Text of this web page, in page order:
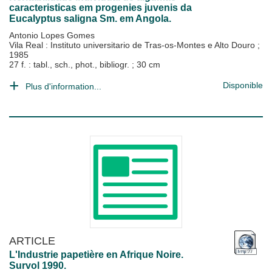
caracteristicas em progenies juvenis da
Eucalyptus saligna Sm. em Angola.
Antonio Lopes Gomes
Vila Real : Instituto universitario de Tras-os-Montes e Alto Douro ;
1985
27 f. : tabl., sch., phot., bibliogr. ; 30 cm
Plus d'information... Disponible
ARTICLE
L'Industrie papetière en Afrique Noire.
Survol 1990.